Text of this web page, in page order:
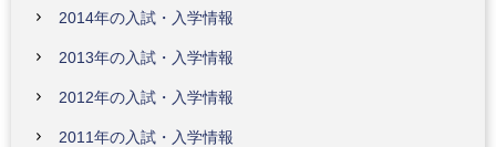
2014年の入試・入学情報
2013年の入試・入学情報
2012年の入試・入学情報
2011年の入試・入学情報